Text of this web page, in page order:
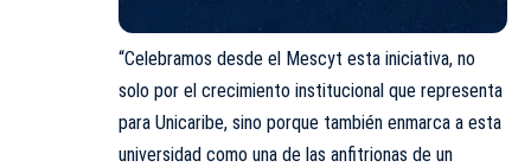
“Celebramos desde el Mescyt esta iniciativa, no
solo por el crecimiento institucional que representa
para Unicaribe, sino porque también enmarca a esta
universidad como una de las anfitrionas de un